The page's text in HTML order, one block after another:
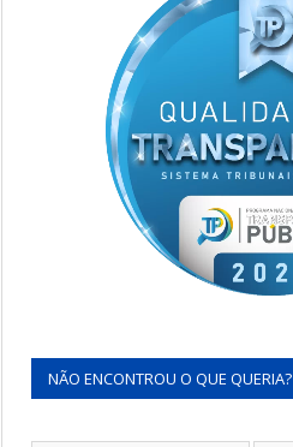
NÃO ENCONTROU O QUE QUERIA?